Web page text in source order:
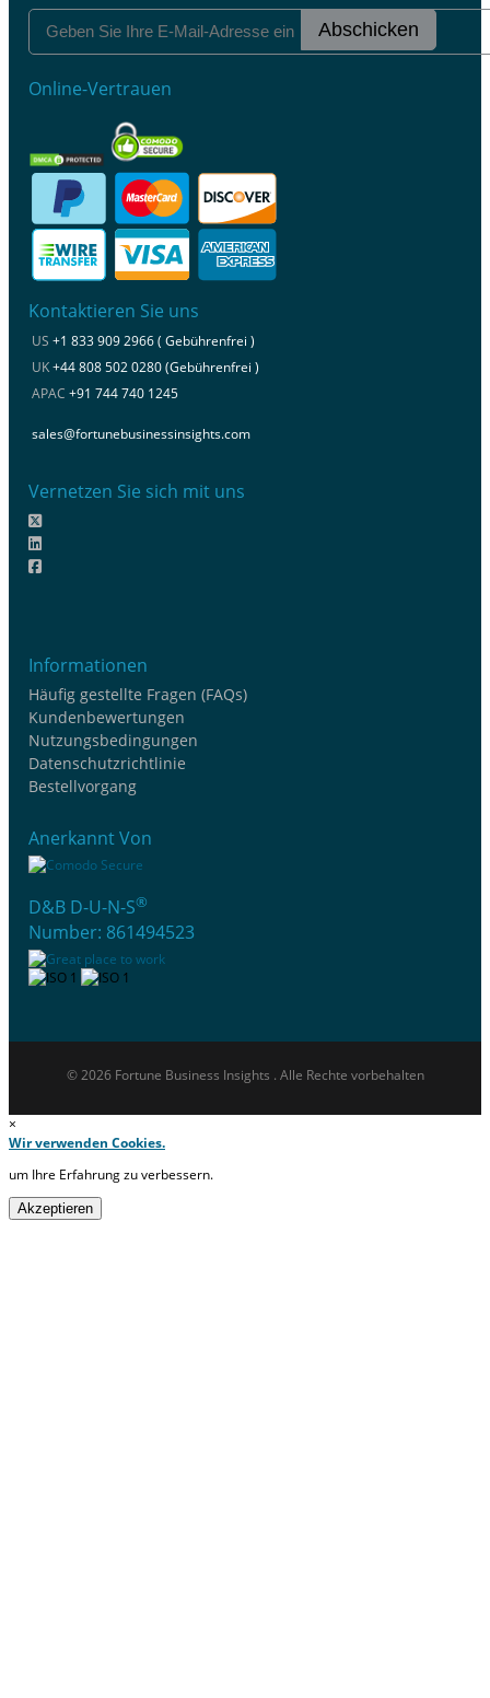
Abschicken
Online-Vertrauen
Kontaktieren Sie uns
US +1 833 909 2966 ( Gebührenfrei )
UK+44 808 502 0280 (Gebührenfrei )
APAC +91 744 740 1245
sales@fortunebusinessinsights.com
Vernetzen Sie sich mit uns
Informationen
Häufig gestellte Fragen (FAQs)
Kundenbewertungen
Nutzungsbedingungen
Datenschutzrichtlinie
Bestellvorgang
Anerkannt Von
D&B D-U-N-S®
Number: 861494523
© 2026 Fortune Business Insights . Alle Rechte vorbehalten
×
Wir verwenden Cookies.
um Ihre Erfahrung zu verbessern.
Akzeptieren